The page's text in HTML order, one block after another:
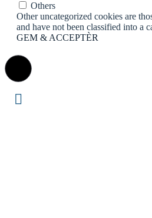
Others
Other uncategorized cookies are
and have not been classified into a
GEM & ACCEPTÈR